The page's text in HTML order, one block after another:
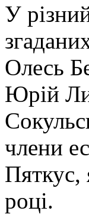
У
Олесь
Юрій
члени
Пяткус,
році.